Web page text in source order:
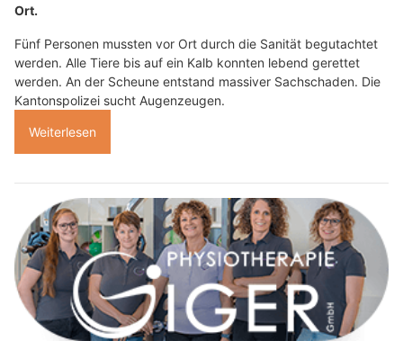
Ort.
Fünf Personen mussten vor Ort durch die Sanität begutachtet
werden. Alle Tiere bis auf ein Kalb konnten lebend gerettet
werden. An der Scheune entstand massiver Sachschaden. Die
Kantonspolizei sucht Augenzeugen.
Weiterlesen